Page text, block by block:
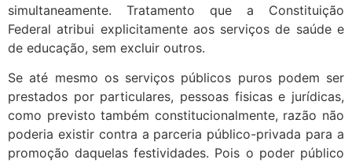
simultaneamente. Tratamento que a Constituição
Federal atribui explicitamente aos serviços de saúde e
de educação, sem excluir outros.
Se até mesmo os serviços públicos puros podem ser
prestados por particulares, pessoas fisicas e jurídicas,
como previsto também constitucionalmente, razão não
poderia existir contra a parceria público-privada para a
promoção daquelas festividades. Pois o poder público